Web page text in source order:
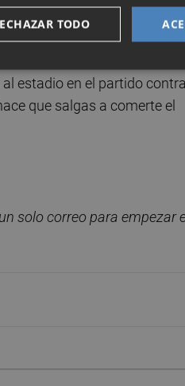
al equipo que sea
semana después.
estadio en el partido
que salgas a comerte el
solo correo para empezar
TODO